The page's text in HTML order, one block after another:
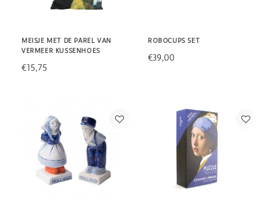
MEISJE MET DE PAREL VAN
VERMEER KUSSENHOES
€15,75
ROBOCUPS SET
€39,00